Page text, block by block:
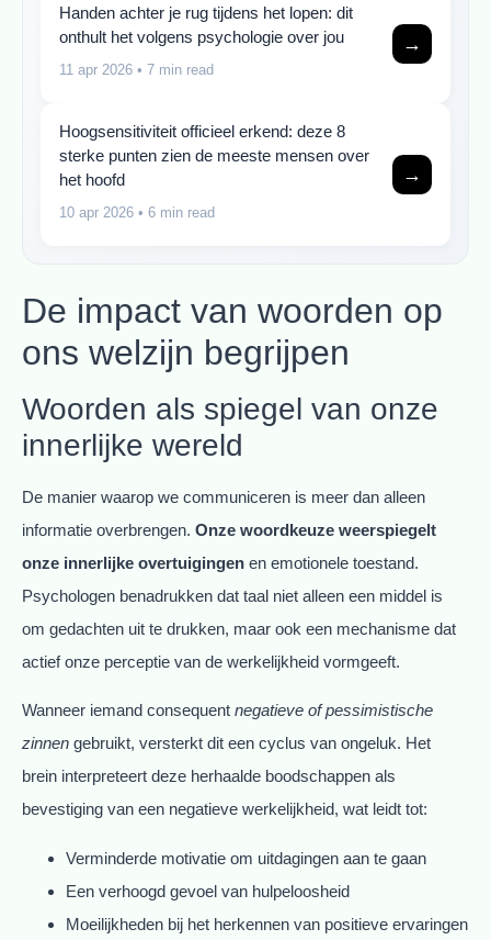
Handen achter je rug tijdens het lopen: dit
onthult het volgens psychologie over jou
11 apr 2026 • 7 min read
→
Hoogsensitiviteit officieel erkend: deze 8
sterke punten zien de meeste mensen over
het hoofd
10 apr 2026 • 6 min read
→
De impact van woorden op
ons welzijn begrijpen
Woorden als spiegel van onze
innerlijke wereld
De manier waarop we communiceren is meer dan alleen
informatie overbrengen. Onze woordkeuze weerspiegelt
onze innerlijke overtuigingen en emotionele toestand.
Psychologen benadrukken dat taal niet alleen een middel is
om gedachten uit te drukken, maar ook een mechanisme dat
actief onze perceptie van de werkelijkheid vormgeeft.
Wanneer iemand consequent negatieve of pessimistische
zinnen gebruikt, versterkt dit een cyclus van ongeluk. Het
brein interpreteert deze herhaalde boodschappen als
bevestiging van een negatieve werkelijkheid, wat leidt tot:
Verminderde motivatie om uitdagingen aan te gaan
Een verhoogd gevoel van hulpeloosheid
Moeilijkheden bij het herkennen van positieve ervaringen